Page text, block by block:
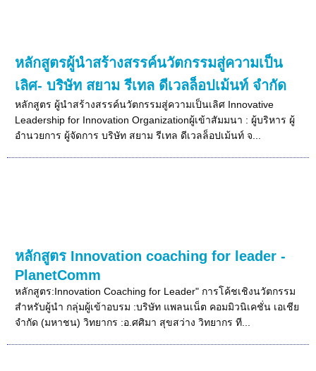
หลักสูตรผู้นำสร้างสรรค์นวัตกรรมสู่ความเป็น
เลิศ- บริษัท สยาม รีเทล ดีเวลล็อปเม้นท์ จำกัด
หลักสูตร ผู้นำสร้างสรรค์นวัตกรรมสู่ความเป็นเลิศ Innovative
Leadership for Innovation Organizationผู้เข้าสัมมนา : ผู้บริหาร ผู้
อำนวยการ ผู้จัดการ บริษัท สยาม รีเทล ดีเวลล็อปเม้นท์ จ...
หลักสูตร Innovation coaching for leader -
PlanetComm
หลักสูตร:Innovation Coaching for Leader" การโค้ชเชิงนวัตกรรม
สำหรับผู้นำ กลุ่มผู้เข้าอบรม :บริษัท แพลนเน็ต คอมมิวนิเคชั่น เอเชีย
จำกัด (มหาชน) วิทยากร :อ.ศศิมา สุขสว่าง วิทยากร ที...